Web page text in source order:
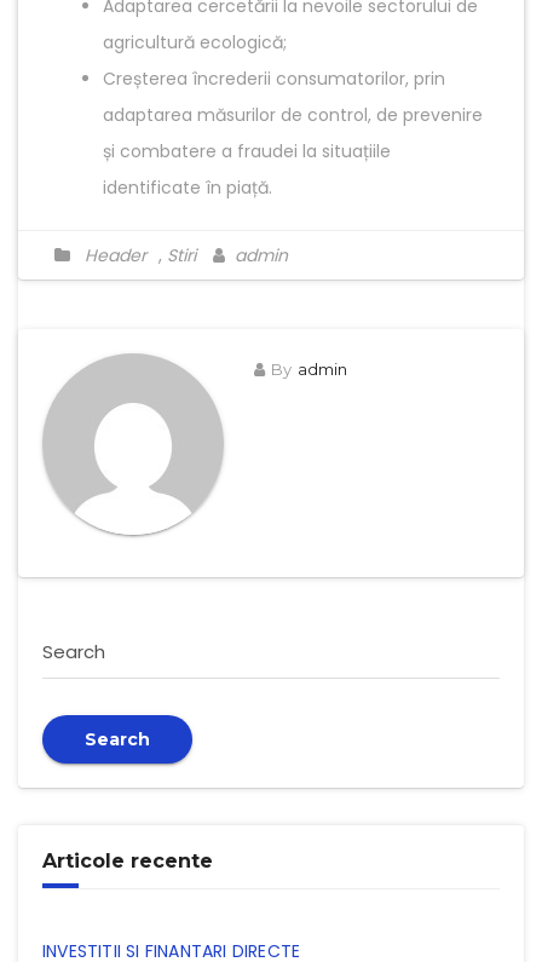
Adaptarea cercetării la nevoile sectorului de
agricultură ecologică;
Creșterea încrederii consumatorilor, prin
adaptarea măsurilor de control, de prevenire
și combatere a fraudei la situațiile
identificate în piață.
Header , Stiri admin
By admin
Search
Search
Articole recente
INVESTITII SI FINANTARI DIRECTE